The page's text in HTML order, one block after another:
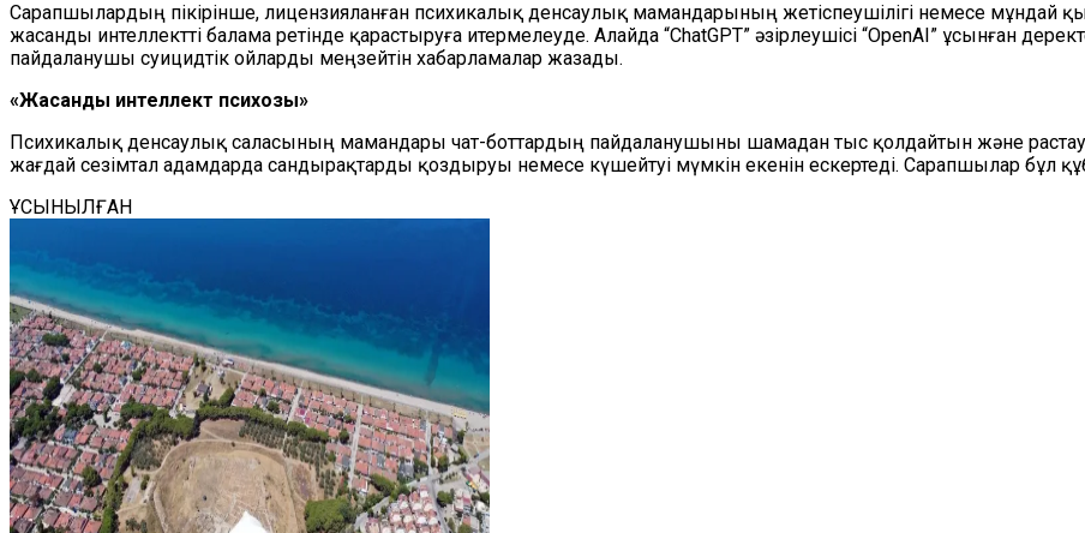
Сарапшылардың пікірінше, лицензияланған психикалық денсаулық мамандарының жетіспеушілігі немесе мұндай
жасанды интеллектті балама ретінде қарастыруға итермелеуде. Алайда “ChatGPT” әзірлеушісі “OpenAI” ұсынған
пайдаланушы суицидтік ойларды меңзейтін хабарламалар жазады.
«Жасанды интеллект психозы»
Психикалық денсаулық саласының мамандары чат-боттардың пайдаланушыны шамадан тыс қолдайтын және
жағдай сезімтал адамдарда сандырақтарды қоздыруы немесе күшейтуі мүмкін екенін ескертеді. Сарапшылар бұл
ҰСЫНЫЛҒАН